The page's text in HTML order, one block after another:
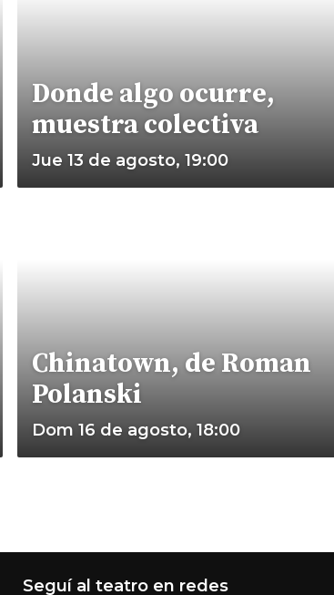
Donde algo ocurre,
muestra colectiva
Jue 13 de agosto, 19:00
Chinatown, de Roman
Polanski
Dom 16 de agosto, 18:00
Seguí al teatro en redes